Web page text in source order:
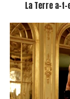
La Terre a-